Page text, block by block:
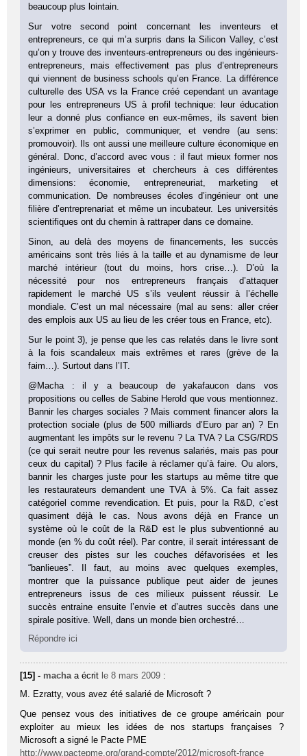
beaucoup plus lointain.
Sur votre second point concernant les inventeurs et
entrepreneurs, ce qui m’a surpris dans la Silicon Valley, c’est
qu’on y trouve des inventeurs-entrepreneurs ou des ingénieurs-
entrepreneurs, mais effectivement pas plus d’entrepreneurs
qui viennent de business schools qu’en France. La différence
culturelle des USA vs la France créé cependant un avantage
pour les entrepreneurs US à profil technique: leur éducation
leur a donné plus confiance en eux-mêmes, ils savent bien
s’exprimer en public, communiquer, et vendre (au sens:
promouvoir). Ils ont aussi une meilleure culture économique en
général. Donc, d’accord avec vous : il faut mieux former nos
ingénieurs, universitaires et chercheurs à ces différentes
dimensions: économie, entrepreneuriat, marketing et
communication. De nombreuses écoles d’ingénieur ont une
filière d’entreprenariat et même un incubateur. Les universités
scientifiques ont du chemin à rattraper dans ce domaine.
Sinon, au delà des moyens de financements, les succès
américains sont très liés à la taille et au dynamisme de leur
marché intérieur (tout du moins, hors crise…). D’où la
nécessité pour nos entrepreneurs français d’attaquer
rapidement le marché US s’ils veulent réussir à l’échelle
mondiale. C’est un mal nécessaire (mal au sens: aller créer
des emplois aux US au lieu de les créer tous en France, etc).
Sur le point 3), je pense que les cas relatés dans le livre sont
à la fois scandaleux mais extrêmes et rares (grève de la
faim…). Surtout dans l’IT.
@Macha : il y a beaucoup de yakafaucon dans vos
propositions ou celles de Sabine Herold que vous mentionnez.
Bannir les charges sociales ? Mais comment financer alors la
protection sociale (plus de 500 milliards d’Euro par an) ? En
augmentant les impôts sur le revenu ? La TVA ? La CSG/RDS
(ce qui serait neutre pour les revenus salariés, mais pas pour
ceux du capital) ? Plus facile à réclamer qu’à faire. Ou alors,
bannir les charges juste pour les startups au même titre que
les restaurateurs demandent une TVA à 5%. Ca fait assez
catégoriel comme revendication. Et puis, pour la R&D, c’est
quasiment déjà le cas. Nous avons déjà en France un
système où le coût de la R&D est le plus subventionné au
monde (en % du coût réel). Par contre, il serait intéressant de
creuser des pistes sur les couches défavorisées et les
“banlieues”. Il faut, au moins avec quelques exemples,
montrer que la puissance publique peut aider de jeunes
entrepreneurs issus de ces milieux puissent réussir. Le
succès entraine ensuite l’envie et d’autres succès dans une
spirale positive. Well, dans un monde bien orchestré…
Répondre ici
[15] - macha a écrit le 8 mars 2009 :
M. Ezratty, vous avez été salarié de Microsoft ?
Que pensez vous des initiatives de ce groupe américain pour
exploiter au mieux les idées de nos startups françaises ?
Microsoft a signé le Pacte PME
http://www.pactepme.org/grand-compte/2012/microsoft-france